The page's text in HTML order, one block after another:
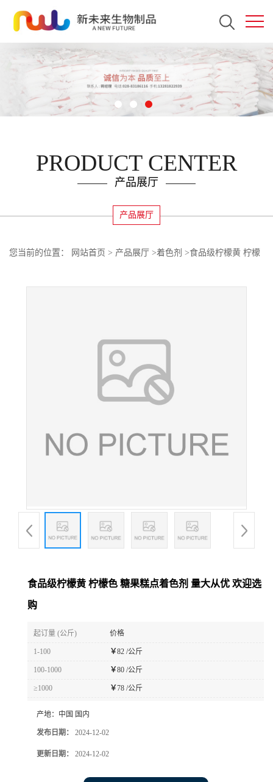
PRODUCT CENTER
产品展厅
产品展厅
您当前的位置： 网站首页 > 产品展厅 >着色剂 >食品级柠檬黄 柠檬
食品级柠檬黄 柠檬色 糖果糕点着色剂 量大从优 欢迎选
购
起订量 (公斤) 价格
1-100 ￥82 /公斤
100-1000 ￥80 /公斤
≥1000 ￥78 /公斤
产地： 中国 国内
发布日期： 2024-12-02
更新日期： 2024-12-02